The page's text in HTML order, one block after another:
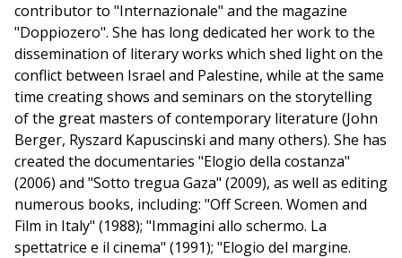
contributor to "Internazionale" and the magazine
"Doppiozero". She has long dedicated her work to the
dissemination of literary works which shed light on the
conflict between Israel and Palestine, while at the same
time creating shows and seminars on the storytelling
of the great masters of contemporary literature (John
Berger, Ryszard Kapuscinski and many others). She has
created the documentaries "Elogio della costanza"
(2006) and "Sotto tregua Gaza" (2009), as well as editing
numerous books, including: "Off Screen. Women and
Film in Italy" (1988); "Immagini allo schermo. La
spettatrice e il cinema" (1991); "Elogio del margine.